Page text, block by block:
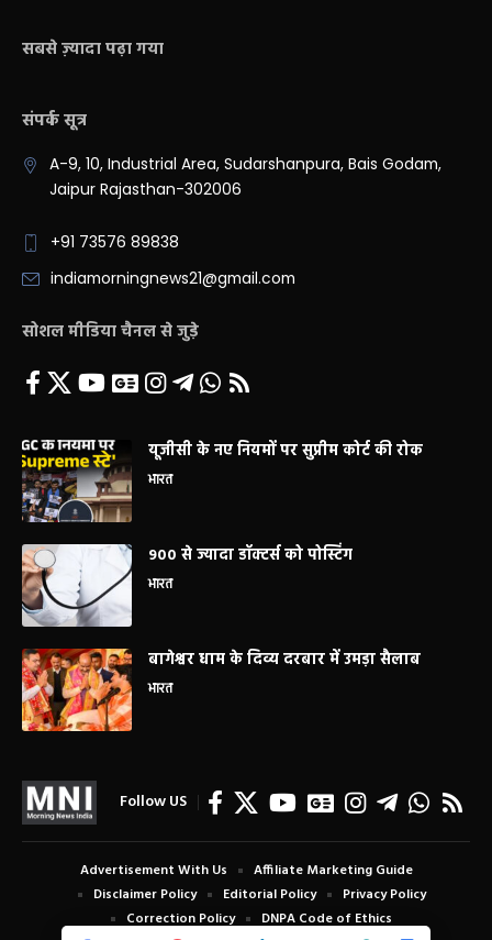
सबसे ज़्यादा पढ़ा गया
संपर्क सूत्र
A-9, 10, Industrial Area, Sudarshanpura, Bais Godam,
Jaipur Rajasthan-302006
+91 73576 89838
indiamorningnews21@gmail.com
सोशल मीडिया चैनल से जुड़े
यूजीसी के नए नियमों पर सुप्रीम कोर्ट की रोक
भारत
900 से ज्यादा डॉक्टर्स को पोस्टिंग
भारत
बागेश्वर धाम के दिव्य दरबार में उमड़ा सैलाब
भारत
Follow US
Advertisement With Us
Affiliate Marketing Guide
Disclaimer Policy
Editorial Policy
Privacy Policy
Correction Policy
DNPA Code of Ethics